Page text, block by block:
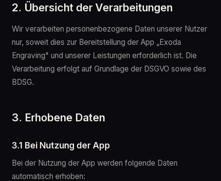
2. Übersicht der Verarbeitungen
Wir verarbeiten personenbezogene Daten unserer Nutzer
nur, soweit dies zur Bereitstellung der App „Exoda
Engraving" und unserer Leistungen erforderlich ist. Die
Verarbeitung erfolgt auf Grundlage der DSGVO sowie des
BDSG.
3. Erhobene Daten
3.1 Bei Nutzung der App
Bei der Nutzung der App werden folgende Daten
automatisch erhoben: